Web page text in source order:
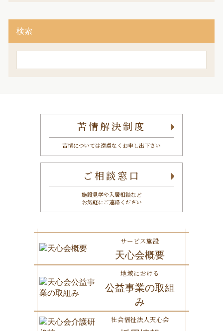
検索
苦情解決制度
苦情については遠慮なくお申し出下さい
ご相談窓口
施設見学や入居相談など
お気軽にご連絡ください
サービス施設
天心会概要
地域における
公益事業の取組
み
社会福祉法人天心会